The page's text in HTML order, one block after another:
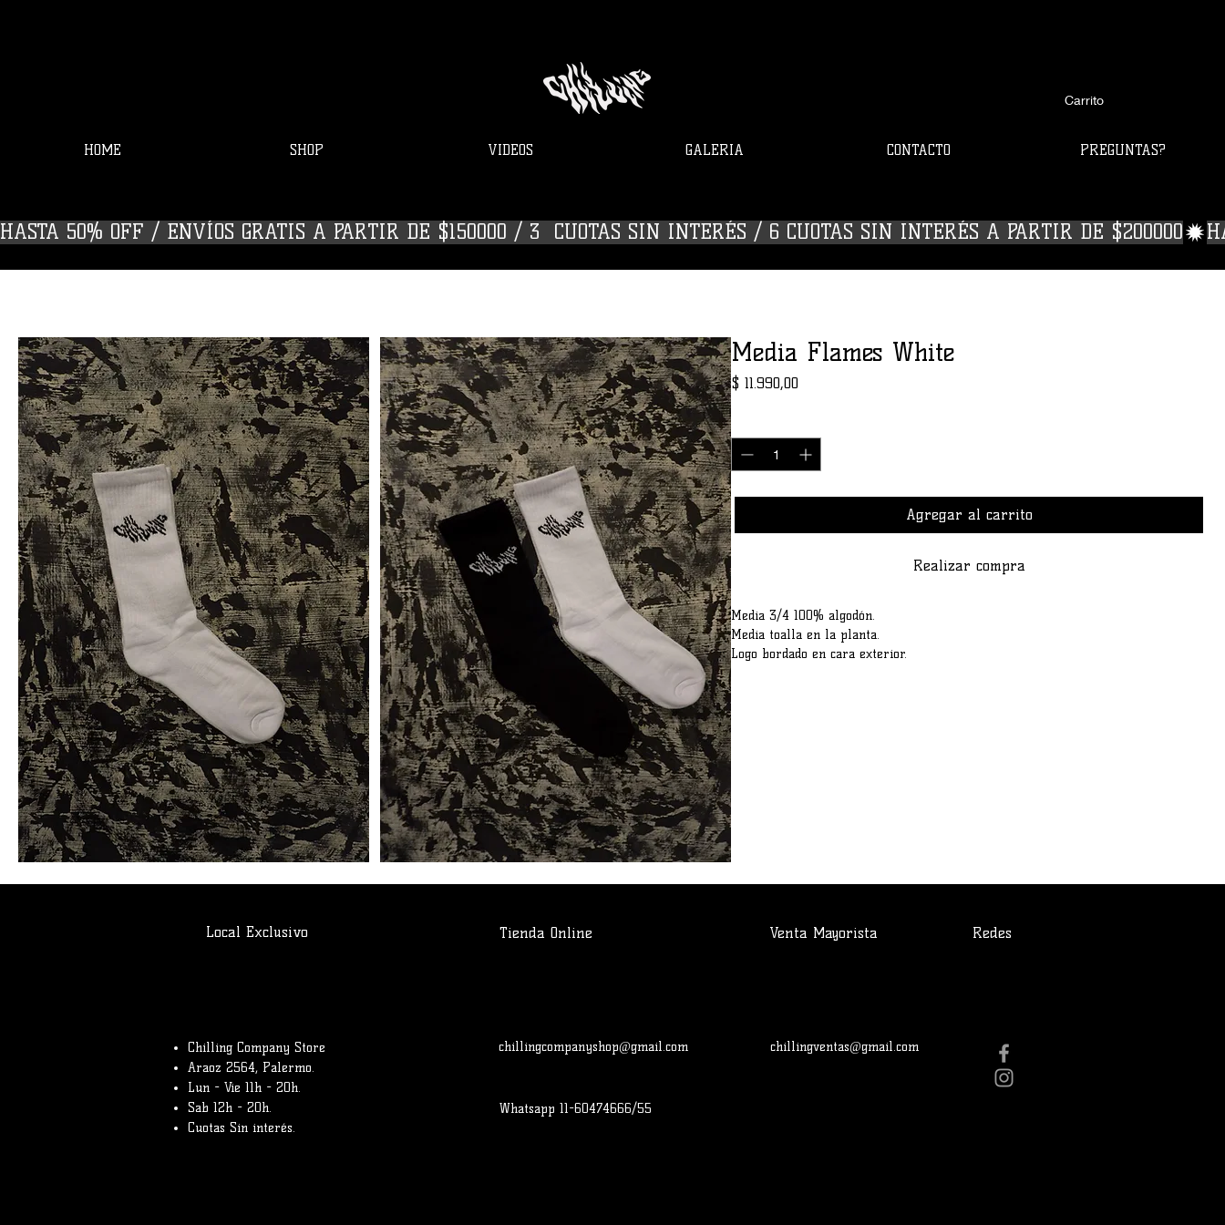
HOME SHOP VIDEOS GALERIA CONTACTO PREGUNTAS?
Carrito
HASTA 50% OFF / ENVÍOS GRATIS A PARTIR DE $150000 / 3  CUOTAS SIN INTERÉS / 6 CUOTAS SIN INTERÉS A PARTIR DE $200000
Media Flames White
$ 11.990,00
Agregar al carrito
Realizar compra
Media 3/4 100% algodón.
Media toalla en la planta.
Logo bordado en cara exterior.
Local Exclusivo
Chilling Company Store
Araoz 2564, Palermo.
Lun - Vie 11h - 20h.
Sab 12h - 20h.
Cuotas Sin interés.
Tienda Online Venta Mayorista Redes
chillingcompanyshop@gmail.com chillingventas@gmail.com
Whatsapp 11-60474666/55